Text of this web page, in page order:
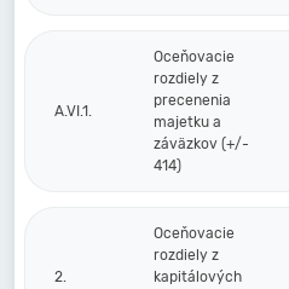
A.VI.1.
Oceňovacie
rozdiely z
precenenia
majetku a
záväzkov (+/-
414)
2.
Oceňovacie
rozdiely z
kapitálových